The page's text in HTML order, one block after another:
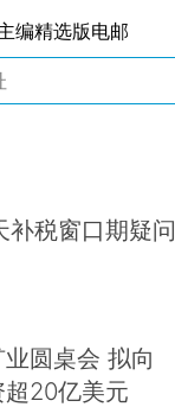
编精选版电邮
补税窗口期疑问
圆桌会 拟向
20亿美元